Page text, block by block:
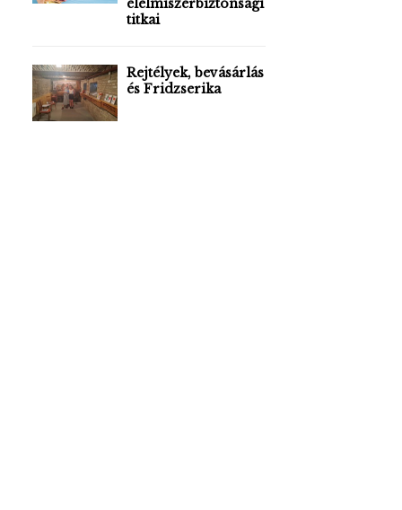
élelmiszerbiztonsági
titkai
Rejtélyek, bevásárlás
és Fridzserika